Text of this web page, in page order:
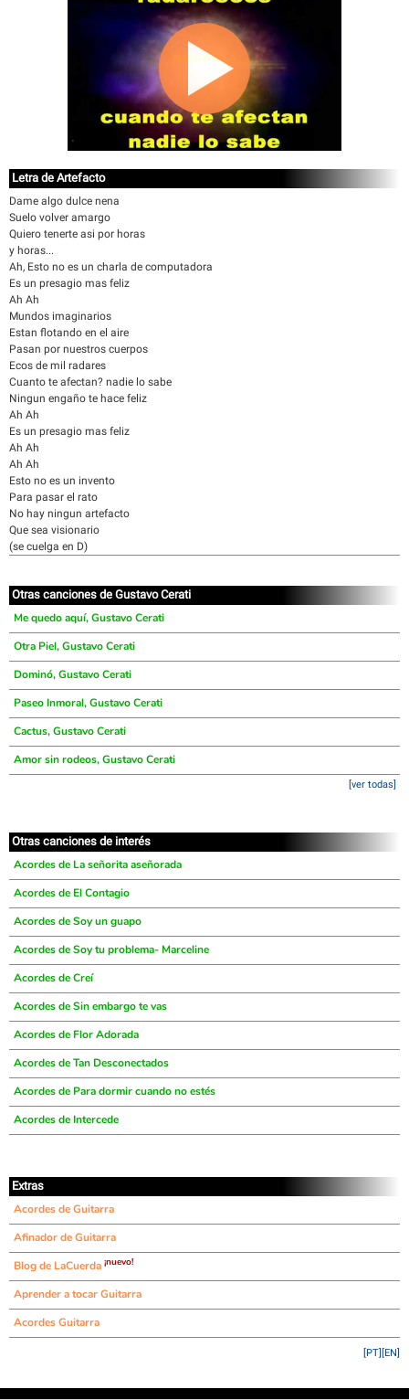
Letra de Artefacto
Dame algo dulce nena
Suelo volver amargo
Quiero tenerte asi por horas
y horas...
Ah, Esto no es un charla de computadora
Es un presagio mas feliz
Ah Ah
Mundos imaginarios
Estan flotando en el aire
Pasan por nuestros cuerpos
Ecos de mil radares
Cuanto te afectan? nadie lo sabe
Ningun engaño te hace feliz
Ah Ah
Es un presagio mas feliz
Ah Ah
Ah Ah
Esto no es un invento
Para pasar el rato
No hay ningun artefacto
Que sea visionario
(se cuelga en D)
Otras canciones de Gustavo Cerati
Me quedo aquí, Gustavo Cerati
Otra Piel, Gustavo Cerati
Dominó, Gustavo Cerati
Paseo Inmoral, Gustavo Cerati
Cactus, Gustavo Cerati
Amor sin rodeos, Gustavo Cerati
[ver todas]
Otras canciones de interés
Acordes de La señorita aseñorada
Acordes de El Contagio
Acordes de Soy un guapo
Acordes de Soy tu problema- Marceline
Acordes de Creí
Acordes de Sin embargo te vas
Acordes de Flor Adorada
Acordes de Tan Desconectados
Acordes de Para dormir cuando no estés
Acordes de Intercede
Extras
Acordes de Guitarra
Afinador de Guitarra
Blog de LaCuerda ¡nuevo!
Aprender a tocar Guitarra
Acordes Guitarra
[EN]
[PT]